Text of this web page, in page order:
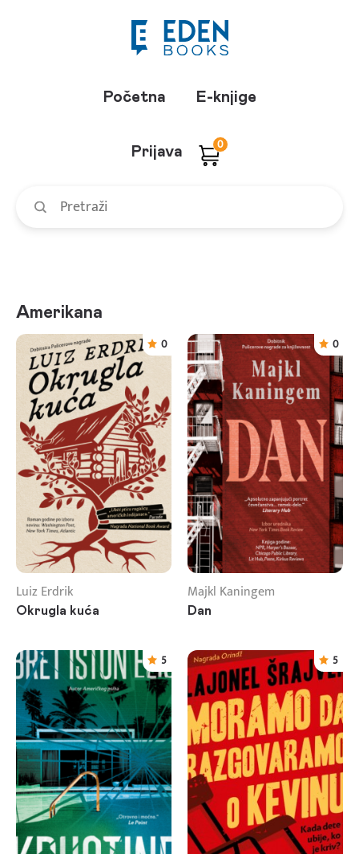
Početna E-knjige
Prijava 0
Amerikana
0
Luiz Erdrik
Okrugla kuća
0
Majkl Kaningem
Dan
5 5